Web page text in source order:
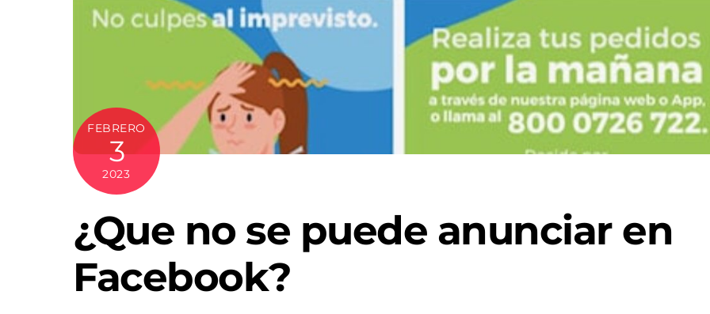
FEBRERO
3
2023
¿Que no se puede anunciar en
Facebook?